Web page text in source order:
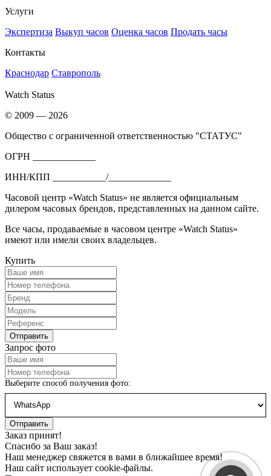
Услуги
Экспертиза Выкуп часов Оценка часов Продать часы
Контакты
Краснодар Ставрополь
Watch Status
© 2009 — 2026
Общество с ограниченной ответственностью "СТАТУС"
ОГРН _____________
ИНН/КПП ___________/_____________
Часовой центр «Watch Status» не является официальным
дилером часовых брендов, представленных на данном сайте.
Все часы, продаваемые в часовом центре «Watch Status»
имеют или имели своих владельцев.
Купить
Запрос фото
Выберите способ получения фото:
Заказ принят!
Спасибо за Ваш заказ!
Наш менеджер свяжется в вами в ближайшее время!
Наш сайт использует cookie-файлы.